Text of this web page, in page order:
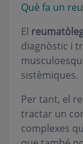
Què fa un
El
diagnòstic i
sistèmiques.
Per tant, el
tractar un
complexes